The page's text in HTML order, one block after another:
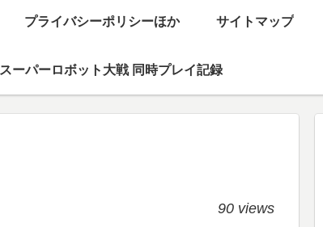
プライバシーポリシーほか サイトマップ
スーパーロボット大戦 同時プレイ記録
90 views